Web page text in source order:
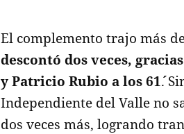
El complemento trajo más
descontó dos veces,
y Patricio Rubio a los 61´.
Independiente del Valle no
dos veces más, logrando